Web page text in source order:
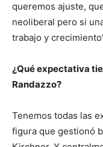
queremos ajuste,
neoliberal pero si
trabajo y
¿Qué expectativa
Randazzo?
Tenemos todas las
figura que gestionó